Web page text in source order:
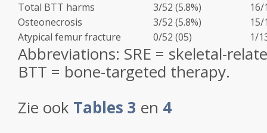
Total BTT harms
3/52 (5.8%)
16/
Osteonecrosis
3/52 (5.8%)
15/
Atypical femur fracture
0/52 (05) 1/
Abbreviations: SRE = skeletal-
BTT = bone-targeted therapy.
Zie ook Tables 3 en 4